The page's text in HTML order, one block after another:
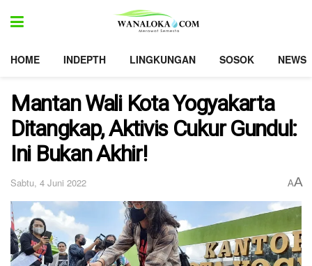
HOME INDEPTH LINGKUNGAN SOSOK NEWS
Mantan Wali Kota Yogyakarta
Ditangkap, Aktivis Cukur Gundul:
Ini Bukan Akhir!
Sabtu, 4 Juni 2022 AA